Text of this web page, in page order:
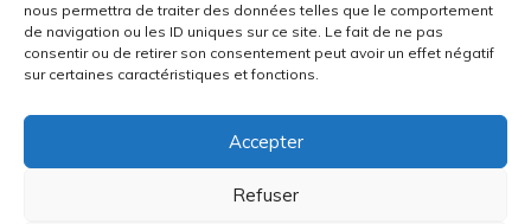
nous permettra de traiter des données telles que le comportement
de navigation ou les ID uniques sur ce site. Le fait de ne pas
consentir ou de retirer son consentement peut avoir un effet négatif
sur certaines caractéristiques et fonctions.
Accepter
Refuser
Test du clavier mionix wei
Politique de cookies (UE) Contact